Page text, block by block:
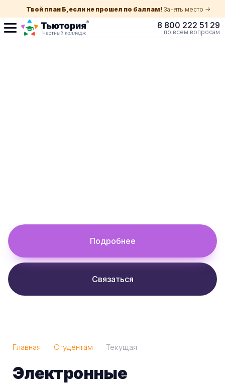
Твой план Б, если не прошел по баллам! Занять место ->
8 800 222 51 29
по всем вопросам
Подробнее
Связаться
Главная Студентам Текущая
Электронные